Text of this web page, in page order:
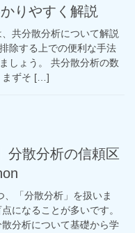
りやすく解説
共分散分析について解説
除する上での便利な手法
しょう。 共分散分析の数
まずそ […]
分散分析の信頼区
「分散分析」を扱いま
になることが多いです。
分析について基礎から学